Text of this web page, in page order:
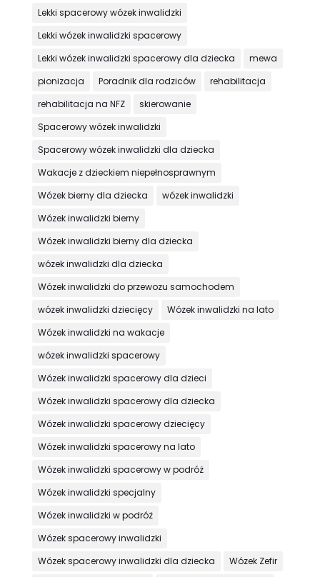
Lekki spacerowy wózek inwalidzki
Lekki wózek inwalidzki spacerowy
Lekki wózek inwalidzki spacerowy dla dziecka
mewa
pionizacja
Poradnik dla rodziców
rehabilitacja
rehabilitacja na NFZ
skierowanie
Spacerowy wózek inwalidzki
Spacerowy wózek inwalidzki dla dziecka
Wakacje z dzieckiem niepełnosprawnym
Wózek bierny dla dziecka
wózek inwalidzki
Wózek inwalidzki bierny
Wózek inwalidzki bierny dla dziecka
wózek inwalidzki dla dziecka
Wózek inwalidzki do przewozu samochodem
wózek inwalidzki dziecięcy
Wózek inwalidzki na lato
Wózek inwalidzki na wakacje
wózek inwalidzki spacerowy
Wózek inwalidzki spacerowy dla dzieci
Wózek inwalidzki spacerowy dla dziecka
Wózek inwalidzki spacerowy dziecięcy
Wózek inwalidzki spacerowy na lato
Wózek inwalidzki spacerowy w podróż
Wózek inwalidzki specjalny
Wózek inwalidzki w podróż
Wózek spacerowy inwalidzki
Wózek spacerowy inwalidzki dla dziecka
Wózek Zefir